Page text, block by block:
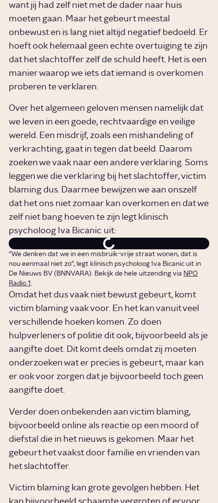
want jij had zelf niet met de dader naar huis
moeten gaan. Maar het gebeurt meestal
onbewust en is lang niet altijd negatief bedoeld. Er
hoeft ook helemaal geen echte overtuiging te zijn
dat het slachtoffer zelf de schuld heeft. Het is een
manier waarop we iets dat iemand is overkomen
proberen te verklaren.
Over het algemeen geloven mensen namelijk dat
we leven in een goede, rechtvaardige en veilige
wereld. Een misdrijf, zoals een mishandeling of
verkrachting, gaat in tegen dat beeld. Daarom
zoeken we vaak naar een andere verklaring. Soms
leggen we die verklaring bij het slachtoffer, victim
blaming dus. Daarmee bewijzen we aan onszelf
dat het ons niet zomaar kan overkomen en dat we
zelf niet bang hoeven te zijn legt klinisch
psycholoog Iva Bicanic uit:
"We denken dat we in een misbruik-vrije straat wonen, dat is
nou eenmaal niet zo", legt klinisch psycholoog Iva Bicanic uit in
De Nieuws BV (BNNVARA). Bekijk de hele uitzending via NPO
Radio 1.
Omdat het dus vaak niet bewust gebeurt, komt
victim blaming vaak voor. En het kan vanuit veel
verschillende hoeken komen. Zo doen
hulpverleners of politie dit ook, bijvoorbeeld als je
aangifte doet. Dit komt deels omdat zij moeten
onderzoeken wat er precies is gebeurt, maar kan
er ook voor zorgen dat je bijvoorbeeld toch geen
aangifte doet.
Verder doen onbekenden aan victim blaming,
bijvoorbeeld online als reactie op een moord of
diefstal die in het nieuws is gekomen. Maar het
gebeurt het vaakst door familie en vrienden van
het slachtoffer.
Victim blaming kan grote gevolgen hebben. Het